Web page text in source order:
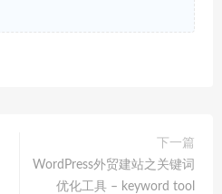
下一篇
WordPress外贸建站之关键词
优化工具 – keyword tool